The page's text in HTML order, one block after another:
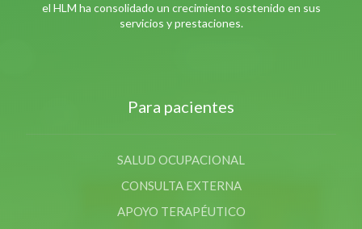
el HLM ha consolidado un crecimiento sostenido en sus
servicios y prestaciones.
Para pacientes
SALUD OCUPACIONAL
CONSULTA EXTERNA
APOYO TERAPÉUTICO